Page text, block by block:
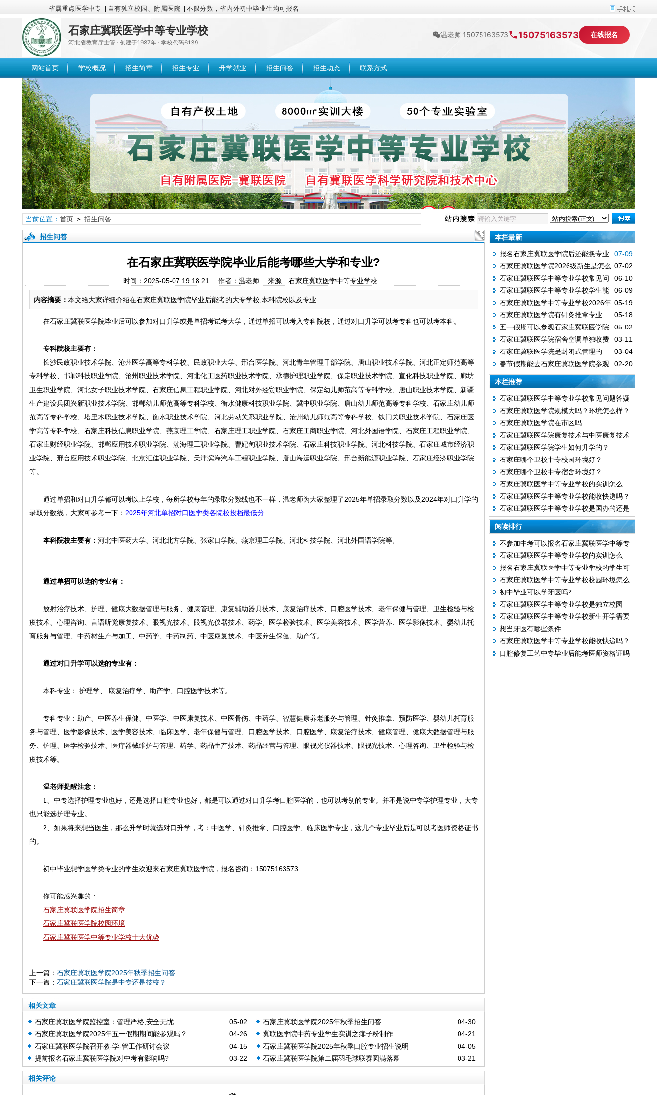
省属重点医学中专 自有独立校园、附属医院 不限分数，省内外初中毕业生均可报名
石家庄冀联医学中等专业学校
河北省教育厅主管 · 创建于1987年 · 学校代码6139
温老师 15075163573 15075163573 在线报名
网站首页 学校概况 招生简章 招生专业 升学就业 招生问答 招生动态 联系方式
当前位置： 首页> 招生问答
招生问答
在石家庄冀联医学院毕业后能考哪些大学和专业?
时间：2025-05-07 19:18:21 作者：温老师 来源：石家庄冀联医学中等专业学校
内容摘要： 本文给大家详细介绍在石家庄冀联医学院毕业后能考的大专学校,本科院校以及专业.
在石家庄冀联医学院毕业后可以参加对口升学或是单招考试考大学，通过单招可以考入专科院校，通过对口升学可以考专科也可以考本科。
专科院校主要有：
长沙民政职业技术学院、沧州医学高等专科学校、民政职业大学、邢台医学院、河北青年管理干部学院、唐山职业技术学院、河北正定师范高等
专科学校、邯郸科技职业学院、沧州职业技术学院、河北化工医药职业技术学院、承德护理职业学院、保定职业技术学院、宣化科技职业学院、廊坊
卫生职业学院、河北女子职业技术学院、石家庄信息工程职业学院、河北对外经贸职业学院、保定幼儿师范高等专科学校、唐山职业技术学院、新疆
生产建设兵团兴新职业技术学院、邯郸幼儿师范高等专科学校、衡水健康科技职业学院、冀中职业学院、唐山幼儿师范高等专科学校、石家庄幼儿师
范高等专科学校、塔里木职业技术学院、衡水职业技术学院、河北劳动关系职业学院、沧州幼儿师范高等专科学校、铁门关职业技术学院、石家庄医
学高等专科学校、石家庄科技信息职业学院、燕京理工学院、石家庄理工职业学院、石家庄工商职业学院、河北外国语学院、石家庄工程职业学院、
石家庄财经职业学院、邯郸应用技术职业学院、渤海理工职业学院、曹妃甸职业技术学院、石家庄科技职业学院、河北科技学院、石家庄城市经济职
业学院、邢台应用技术职业学院、北京汇佳职业学院、天津滨海汽车工程职业学院、唐山海运职业学院、邢台新能源职业学院、石家庄经济职业学院
等。
通过单招和对口升学都可以考以上学校，每所学校每年的录取分数线也不一样，温老师为大家整理了2025年单招录取分数以及2024年对口升学的
录取分数线，大家可参考一下： 2025年河北单招对口医学类各院校投档最低分
本科院校主要有： 河北中医药大学、河北北方学院、张家口学院、燕京理工学院、河北科技学院、河北外国语学院等。
通过单招可以选的专业有：
放射治疗技术、护理、健康大数据管理与服务、健康管理、康复辅助器具技术、康复治疗技术、口腔医学技术、老年保健与管理、卫生检验与检
疫技术、心理咨询、言语听觉康复技术、眼视光技术、眼视光仪器技术、药学、医学检验技术、医学美容技术、医学营养、医学影像技术、婴幼儿托
育服务与管理、中药材生产与加工、中药学、中药制药、中医康复技术、中医养生保健、助产等。
通过对口升学可以选的专业有：
本科专业： 护理学、 康复治疗学、助产学、口腔医学技术等。
专科专业：助产、中医养生保健、中医学、中医康复技术、中医骨伤、中药学、智慧健康养老服务与管理、针灸推拿、预防医学、婴幼儿托育服
务与管理、医学影像技术、医学美容技术、临床医学、老年保健与管理、口腔医学技术、口腔医学、康复治疗技术、健康管理、健康大数据管理与服
务、护理、医学检验技术、医疗器械维护与管理、药学、药品生产技术、药品经营与管理、眼视光仪器技术、眼视光技术、心理咨询、卫生检验与检
疫技术等。
温老师提醒注意：
1、中专选择护理专业也好，还是选择口腔专业也好，都是可以通过对口升学考口腔医学的，也可以考别的专业。并不是说中专学护理专业，大专
也只能选护理专业。
2、如果将来想当医生，那么升学时就选对口升学，考：中医学、针灸推拿、口腔医学、临床医学专业，这几个专业毕业后是可以考医师资格证书
的。
初中毕业想学医学类专业的学生欢迎来石家庄冀联医学院，报名咨询：15075163573
你可能感兴趣的：
石家庄冀联医学院招生简章
石家庄冀联医学院校园环境
石家庄冀联医学中等专业学校十大优势
上一篇： 石家庄冀联医学院2025年秋季招生问答
下一篇： 石家庄冀联医学院是中专还是技校？
相关文章
05-02
石家庄冀联医学院监控室：管理严格,安全无忧 04-30
石家庄冀联医学院2025年秋季招生问答
04-26
石家庄冀联医学院2025年五一假期期间能参观吗？ 04-21
冀联医学院中药专业学生实训之痱子粉制作
04-15
石家庄冀联医学院召开教-学-管工作研讨会议 04-05
石家庄冀联医学院2025年秋季口腔专业招生说明
03-22
提前报名石家庄冀联医学院对中考有影响吗? 03-21
石家庄冀联医学院第二届羽毛球联赛圆满落幕
相关评论
本栏最新
07-09
报名石家庄冀联医学院后还能换专业
吗？
07-02
石家庄冀联医学院2026级新生是怎么
分班的？
06-10
石家庄冀联医学中等专业学校常见问
题答疑汇总
06-09
石家庄冀联医学中等专业学校学生能
考护士资格证吗？
05-19
石家庄冀联医学中等专业学校2026年
秋季录取分数线多少？
05-18
石家庄冀联医学院有针灸推拿专业
吗？
05-02
五一假期可以参观石家庄冀联医学院
校园吗？
03-11
石家庄冀联医学院宿舍空调单独收费
吗？
03-04
石家庄冀联医学院是封闭式管理的
吗?
02-20
春节假期能去石家庄冀联医学院参观
看看吗？
本栏推荐
石家庄冀联医学中等专业学校常见问题答疑
汇总
石家庄冀联医学院规模大吗？环境怎么样？
石家庄冀联医学院在市区吗
石家庄冀联医学院康复技术与中医康复技术
专业有什么区别？
石家庄冀联医学院学生如何升学的？
石家庄哪个卫校中专校园环境好？
石家庄哪个卫校中专宿舍环境好？
石家庄冀联医学中等专业学校的实训怎么
样？
石家庄冀联医学中等专业学校能收快递吗？
石家庄冀联医学中等专业学校是国办的还是
民办的？
阅读排行
不参加中考可以报名石家庄冀联医学中等专
业学校24年秋季班吗？
石家庄冀联医学中等专业学校的实训怎么
样？
报名石家庄冀联医学中等专业学校的学生可
以享受哪些国家资助政策？
石家庄冀联医学中等专业学校校园环境怎么
样？
初中毕业可以学牙医吗?
石家庄冀联医学中等专业学校是独立校园
吗？
石家庄冀联医学中等专业学校新生开学需要
带什么？
想当牙医有哪些条件
石家庄冀联医学中等专业学校能收快递吗？
口腔修复工艺中专毕业后能考医师资格证吗